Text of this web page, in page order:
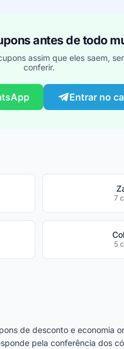
antes de todo
assim que eles saem,
conferir.
Entrar no
7
5
de desconto e economia
pela conferência dos